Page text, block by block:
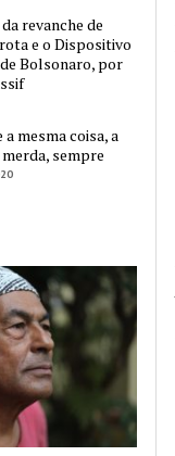
revanche de
e o Dispositivo
Bolsonaro, por
a mesma coisa, a
sempre